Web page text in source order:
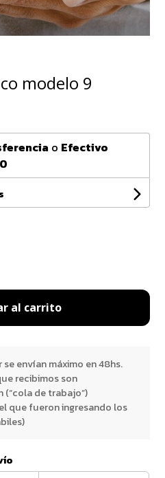
modelo 9
o Efectivo
al carrito
envían máximo en 48hs.
recibimos son
de trabajo”)
que fueron ingresando los